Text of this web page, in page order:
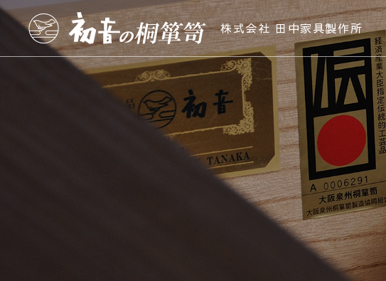
株式会社 田中家具製作所